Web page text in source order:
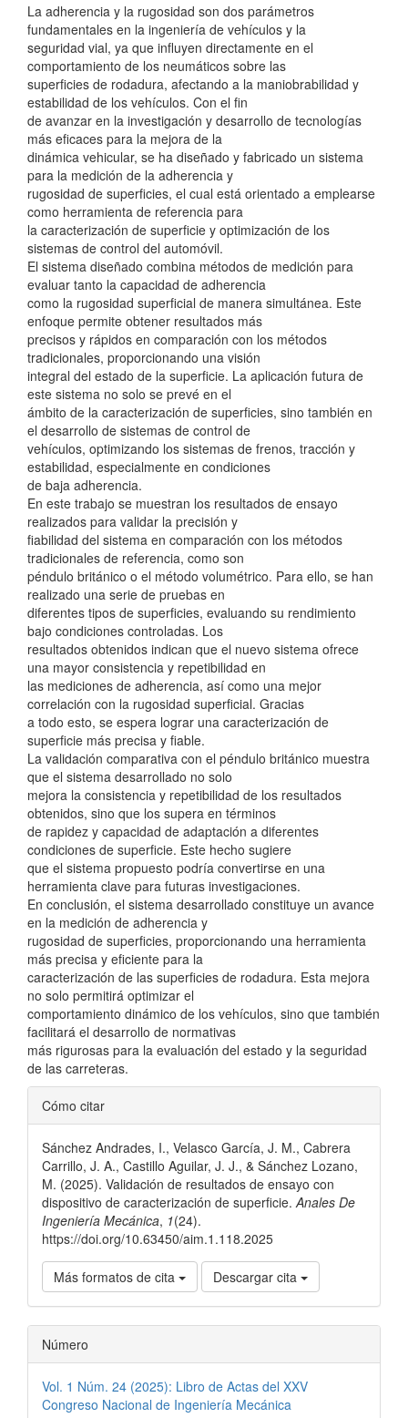
La adherencia y la rugosidad son dos parámetros
fundamentales en la ingeniería de vehículos y la
seguridad vial, ya que influyen directamente en el
comportamiento de los neumáticos sobre las
superficies de rodadura, afectando a la maniobrabilidad y
estabilidad de los vehículos. Con el fin
de avanzar en la investigación y desarrollo de tecnologías
más eficaces para la mejora de la
dinámica vehicular, se ha diseñado y fabricado un sistema
para la medición de la adherencia y
rugosidad de superficies, el cual está orientado a emplearse
como herramienta de referencia para
la caracterización de superficie y optimización de los
sistemas de control del automóvil.
El sistema diseñado combina métodos de medición para
evaluar tanto la capacidad de adherencia
como la rugosidad superficial de manera simultánea. Este
enfoque permite obtener resultados más
precisos y rápidos en comparación con los métodos
tradicionales, proporcionando una visión
integral del estado de la superficie. La aplicación futura de
este sistema no solo se prevé en el
ámbito de la caracterización de superficies, sino también en
el desarrollo de sistemas de control de
vehículos, optimizando los sistemas de frenos, tracción y
estabilidad, especialmente en condiciones
de baja adherencia.
En este trabajo se muestran los resultados de ensayo
realizados para validar la precisión y
fiabilidad del sistema en comparación con los métodos
tradicionales de referencia, como son
péndulo británico o el método volumétrico. Para ello, se han
realizado una serie de pruebas en
diferentes tipos de superficies, evaluando su rendimiento
bajo condiciones controladas. Los
resultados obtenidos indican que el nuevo sistema ofrece
una mayor consistencia y repetibilidad en
las mediciones de adherencia, así como una mejor
correlación con la rugosidad superficial. Gracias
a todo esto, se espera lograr una caracterización de
superficie más precisa y fiable.
La validación comparativa con el péndulo británico muestra
que el sistema desarrollado no solo
mejora la consistencia y repetibilidad de los resultados
obtenidos, sino que los supera en términos
de rapidez y capacidad de adaptación a diferentes
condiciones de superficie. Este hecho sugiere
que el sistema propuesto podría convertirse en una
herramienta clave para futuras investigaciones.
En conclusión, el sistema desarrollado constituye un avance
en la medición de adherencia y
rugosidad de superficies, proporcionando una herramienta
más precisa y eficiente para la
caracterización de las superficies de rodadura. Esta mejora
no solo permitirá optimizar el
comportamiento dinámico de los vehículos, sino que también
facilitará el desarrollo de normativas
más rigurosas para la evaluación del estado y la seguridad
de las carreteras.
Detalles
del
artículo
Cómo citar
Sánchez Andrades, I., Velasco García, J. M., Cabrera
Carrillo, J. A., Castillo Aguilar, J. J., & Sánchez Lozano,
M. (2025). Validación de resultados de ensayo con
dispositivo de caracterización de superficie. Anales De
Ingeniería Mecánica, 1(24).
https://doi.org/10.63450/aim.1.118.2025
Más formatos de cita Descargar cita
Número
Vol. 1 Núm. 24 (2025): Libro de Actas del XXV
Congreso Nacional de Ingeniería Mecánica